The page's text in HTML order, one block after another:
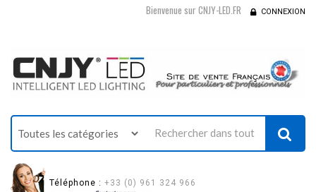
Bienvenue sur CNJY-LED.FR CONNEXION
Téléphone : +33 (0) 961 324 966